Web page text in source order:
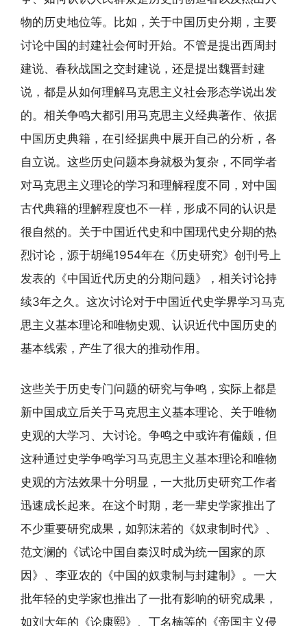
物的历史地位等。比如，关于中国历史分期，主要
讨论中国的封建社会何时开始。不管是提出西周封
建说、春秋战国之交封建说，还是提出魏晋封建
说，都是从如何理解马克思主义社会形态学说出发
的。相关争鸣大都引用马克思主义经典著作、依据
中国历史典籍，在引经据典中展开自己的分析，各
自立说。这些历史问题本身就极为复杂，不同学者
对马克思主义理论的学习和理解程度不同，对中国
古代典籍的理解程度也不一样，形成不同的认识是
很自然的。关于中国近代史和中国现代史分期的热
烈讨论，源于胡绳1954年在《历史研究》创刊号上
发表的《中国近代历史的分期问题》，相关讨论持
续3年之久。这次讨论对于中国近代史学界学习马克
思主义基本理论和唯物史观、认识近代中国历史的
基本线索，产生了很大的推动作用。
这些关于历史专门问题的研究与争鸣，实际上都是
新中国成立后关于马克思主义基本理论、关于唯物
史观的大学习、大讨论。争鸣之中或许有偏颇，但
这种通过史学争鸣学习马克思主义基本理论和唯物
史观的方法效果十分明显，一大批历史研究工作者
迅速成长起来。在这个时期，老一辈史学家推出了
不少重要研究成果，如郭沫若的《奴隶制时代》、
范文澜的《试论中国自秦汉时成为统一国家的原
因》、李亚农的《中国的奴隶制与封建制》。一大
批年轻的史学家也推出了一批有影响的研究成果，
如刘大年的《论康熙》、丁名楠等的《帝国主义侵